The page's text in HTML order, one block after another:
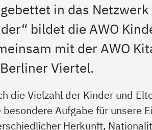
in das
bildet die AWO
mit der AWO
Viertel.
die Vielzahl der Kinder und
besondere Aufgabe für unsere
Herkunft,